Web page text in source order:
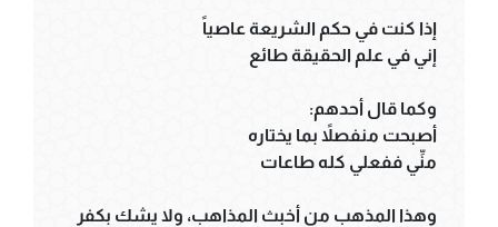
إذا كنت في حكم الشريعة عاصياً
إني في علم الحقيقة طائع
وكما قال أحدهم:
أصبحت منفصلاً بما يختاره
منِّي ففعلي كله طاعات
وهذا المذهب من أخبث المذاهب، ولا يشك بكفر